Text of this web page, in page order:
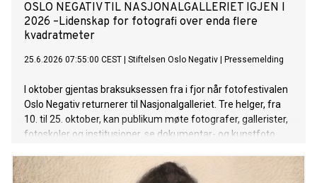
OSLO NEGATIV TIL NASJONALGALLERIET IGJEN I
2026 –Lidenskap for fotografi over enda flere
kvadratmeter
25.6.2026 07:55:00 CEST Stiftelsen Oslo Negativ Pressemelding
I oktober gjentas braksuksessen fra i fjor når fotofestivalen
Oslo Negativ returnerer til Nasjonalgalleriet. Tre helger, fra
10. til 25. oktober, kan publikum møte fotografer, gallerister,
fotoskoler og institusjoner, se dokumentar- og kunstfoto,
arrangeres for sjette gang.